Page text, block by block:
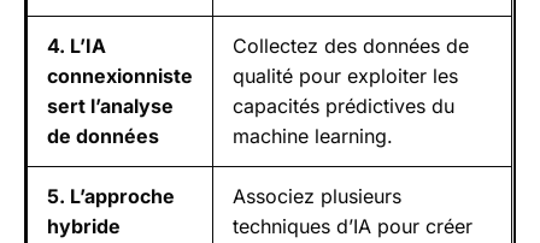
4. L’IA
connexionniste
sert l’analyse
de données
Collectez des données de
qualité pour exploiter les
capacités prédictives du
machine learning.
5. L’approche
hybride
Associez plusieurs
techniques d’IA pour créer